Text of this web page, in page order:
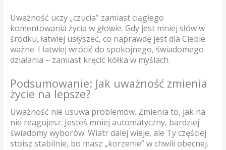
Uważność uczy „czucia” zamiast ciągłego
komentowania życia w głowie. Gdy jest mniej słów w
środku, łatwiej usłyszeć, co naprawdę jest dla Ciebie
ważne. I łatwiej wrócić do spokojnego, świadomego
działania – zamiast kręcić kółka w myślach.
Podsumowanie: Jak uważność zmienia
życie na lepsze?
Uważność nie usuwa problemów. Zmienia to, jak na
nie reagujesz. Jesteś mniej automatyczny, bardziej
świadomy wyborów. Wiatr dalej wieje, ale Ty częściej
stoisz stabilnie, bo masz „korzenie” w chwili obecnej.